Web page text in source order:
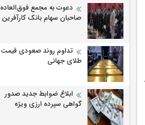
دعوت به مجمع فوق‌العاده
صاحبان سهام بانک کارآفرین
تداوم روند صعودی قیمت
طلای جهانی
ابلاغ ضوابط جدید صدور
گواهی سپرده ارزی ویژه